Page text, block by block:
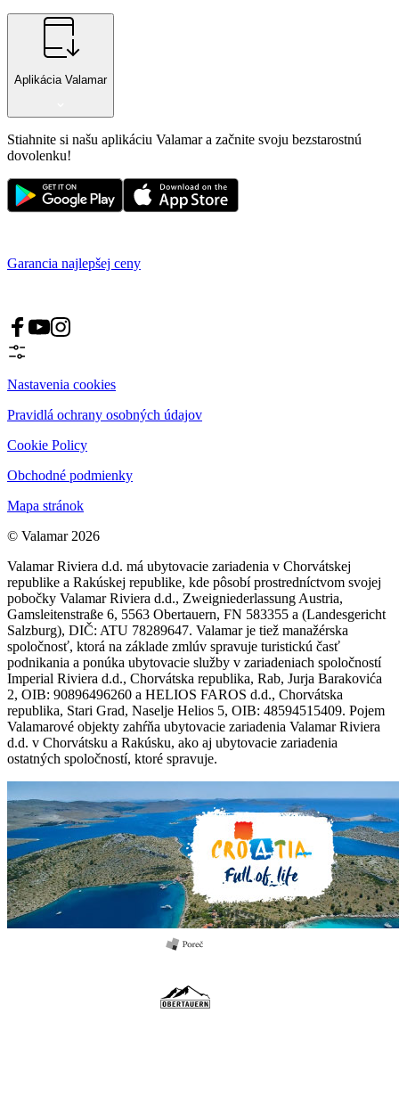
Aplikácia Valamar
Stiahnite si našu aplikáciu Valamar a začnite svoju bezstarostnú
dovolenku!
Garancia najlepšej ceny
Nastavenia cookies
Pravidlá ochrany osobných údajov
Cookie Policy
Obchodné podmienky
Mapa stránok
© Valamar 2026
Valamar Riviera d.d. má ubytovacie zariadenia v Chorvátskej
republike a Rakúskej republike, kde pôsobí prostredníctvom svojej
pobočky Valamar Riviera d.d., Zweigniederlassung Austria,
Gamsleitenstraße 6, 5563 Obertauern, FN 583355 a (Landesgericht
Salzburg), DIČ: ATU 78289647. Valamar je tiež manažérska
spoločnosť, ktorá na základe zmlúv spravuje turistickú časť
podnikania a ponúka ubytovacie služby v zariadeniach spoločností
Imperial Riviera d.d., Chorvátska republika, Rab, Jurja Barakovića
2, OIB: 90896496260 a HELIOS FAROS d.d., Chorvátska
republika, Stari Grad, Naselje Helios 5, OIB: 48594515409. Pojem
Valamarové objekty zahŕňa ubytovacie zariadenia Valamar Riviera
d.d. v Chorvátsku a Rakúsku, ako aj ubytovacie zariadenia
ostatných spoločností, ktoré spravuje.